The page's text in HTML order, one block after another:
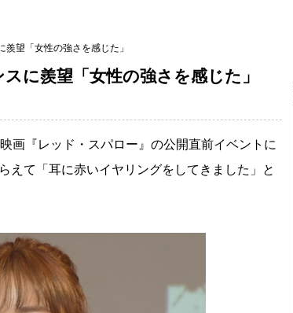
羨望「女性の強さを感じた」
に羨望「女性の強さを感じた」
画『レッド・スパロー』の公開直前イベントに
えて「耳に赤いイヤリングをしてきました」と